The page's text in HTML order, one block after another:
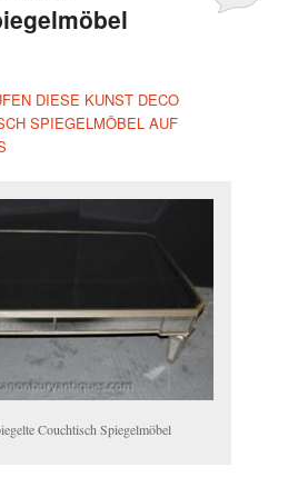
DIESE KUNST DECO
SPIEGELMÖBEL AUF
Couchtisch Spiegelmöbel